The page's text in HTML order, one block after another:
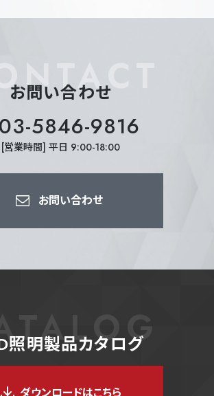
お問い合わせ
03-5846-9816
[営業時間] 平日 9:00-18:00
お問い合わせ
照明製品カタログ